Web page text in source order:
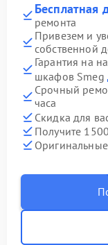
Бесплатная
ремонта
Привезем и
собственной
Гарантия на
шкафов Smeg
Срочный
часа
Скидка для
Получите